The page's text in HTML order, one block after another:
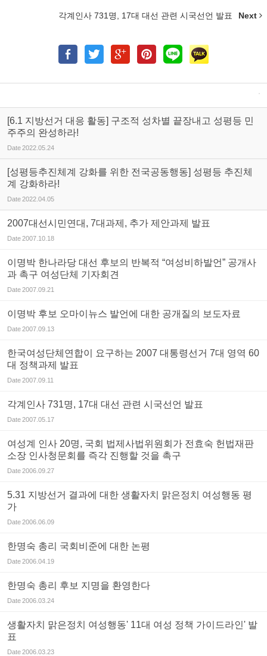
각계인사 731명, 17대 대선 관련 시국선언 발표 Next
[6.1 지방선거 대응 활동] 구조적 성차별 끝장내고 성평등 민
주주의 완성하라!
Date2022.05.24
[성평등추진체계 강화를 위한 전국공동행동] 성평등 추진체
계 강화하라!
Date2022.04.05
2007대선시민연대, 7대과제, 추가 제안과제 발표
Date2007.10.18
이명박 한나라당 대선 후보의 반복적 “여성비하발언” 공개사
과 촉구 여성단체 기자회견
Date2007.09.21
이명박 후보 오마이뉴스 발언에 대한 공개질의 보도자료
Date2007.09.13
한국여성단체연합이 요구하는 2007 대통령선거 7대 영역 60
대 정책과제 발표
Date2007.09.11
각계인사 731명, 17대 대선 관련 시국선언 발표
Date2007.05.17
여성계 인사 20명, 국회 법제사법위원회가 전효숙 헌법재판
소장 인사청문회를 즉각 진행할 것을 촉구
Date2006.09.27
5.31 지방선거 결과에 대한 생활자치 맑은정치 여성행동 평
가
Date2006.06.09
한명숙 총리 국회비준에 대한 논평
Date2006.04.19
한명숙 총리 후보 지명을 환영한다
Date2006.03.24
생활자치 맑은정치 여성행동' 11대 여성 정책 가이드라인' 발
표
Date2006.03.23